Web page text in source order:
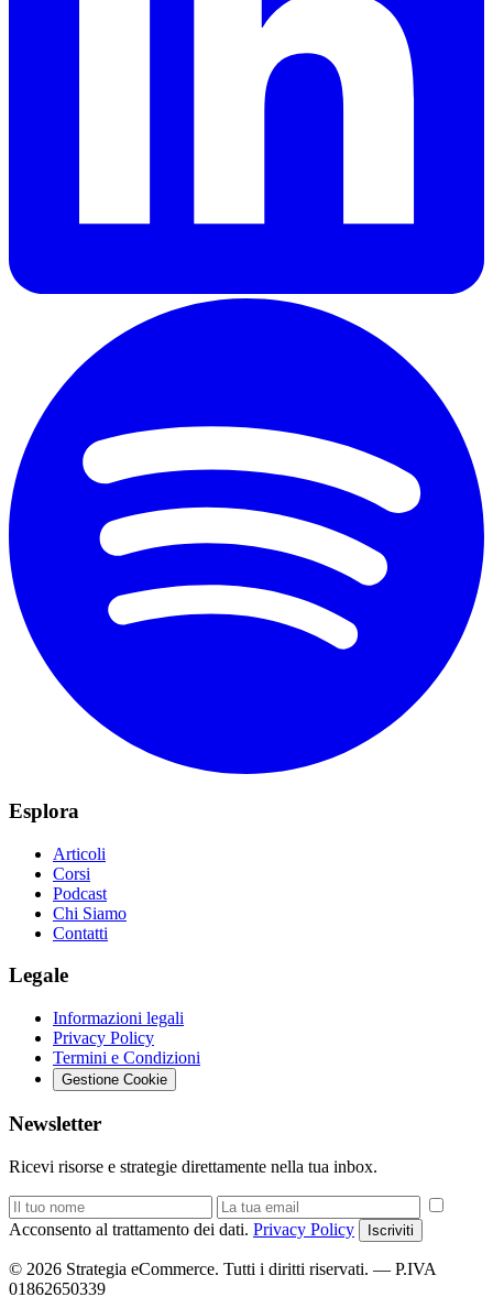
Esplora
Articoli
Corsi
Podcast
Chi Siamo
Contatti
Legale
Informazioni legali
Privacy Policy
Termini e Condizioni
Gestione Cookie
Newsletter
Ricevi risorse e strategie direttamente nella tua inbox.
Acconsento al trattamento dei dati. Privacy Policy Iscriviti
© 2026 Strategia eCommerce. Tutti i diritti riservati. — P.IVA
01862650339